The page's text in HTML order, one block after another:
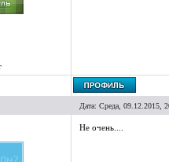
Дата: Среда, 09.12.2015,
Не очень....